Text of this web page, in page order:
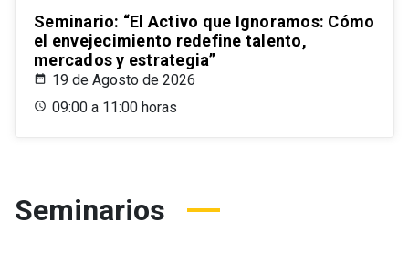
Seminario: “El Activo que Ignoramos: Cómo
el envejecimiento redefine talento,
mercados y estrategia”
19 de Agosto de 2026
09:00 a 11:00 horas
Seminarios